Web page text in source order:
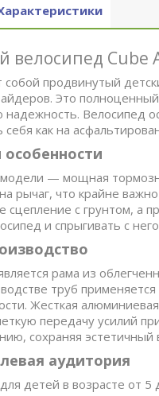
велосипед Cube
продвинутый
Это
надежность. Велосипед
себя как на
— мощная
рычаг, что крайне
сцепление с грунтом, а
и спрыгивать с
рама из
труб
Жесткая
передачу усилий
сохраняя эстетичный
аудитория
детей в возрасте от